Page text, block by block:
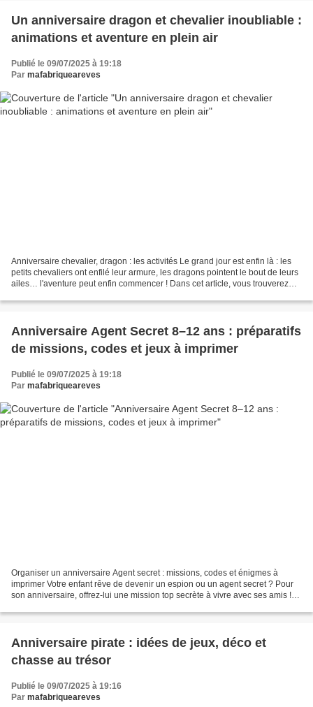
Un anniversaire dragon et chevalier inoubliable :
animations et aventure en plein air
Publié le 09/07/2025 à 19:18
Par mafabriqueareves
Anniversaire chevalier, dragon : les activités Le grand jour est enfin là : les
petits chevaliers ont enfilé leur armure, les dragons pointent le bout de leurs
ailes… l'aventure peut enfin commencer ! Dans cet article, vous trouverez
Anniversaire Agent Secret 8–12 ans : préparatifs
de missions, codes et jeux à imprimer
Publié le 09/07/2025 à 19:18
Par mafabriqueareves
Organiser un anniversaire Agent secret : missions, codes et énigmes à
imprimer Votre enfant rêve de devenir un espion ou un agent secret ? Pour
son anniversaire, offrez-lui une mission top secrète à vivre avec ses amis !
Anniversaire pirate : idées de jeux, déco et
chasse au trésor
Publié le 09/07/2025 à 19:16
Par mafabriqueareves